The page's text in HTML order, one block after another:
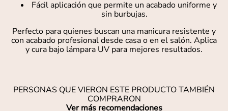
Fácil aplicación que permite un acabado uniforme y
sin burbujas.
Perfecto para quienes buscan una manicura resistente y
con acabado profesional desde casa o en el salón. Aplica
y cura bajo lámpara UV para mejores resultados.
PERSONAS QUE VIERON ESTE PRODUCTO TAMBIÉN
COMPRARON
Ver más recomendaciones